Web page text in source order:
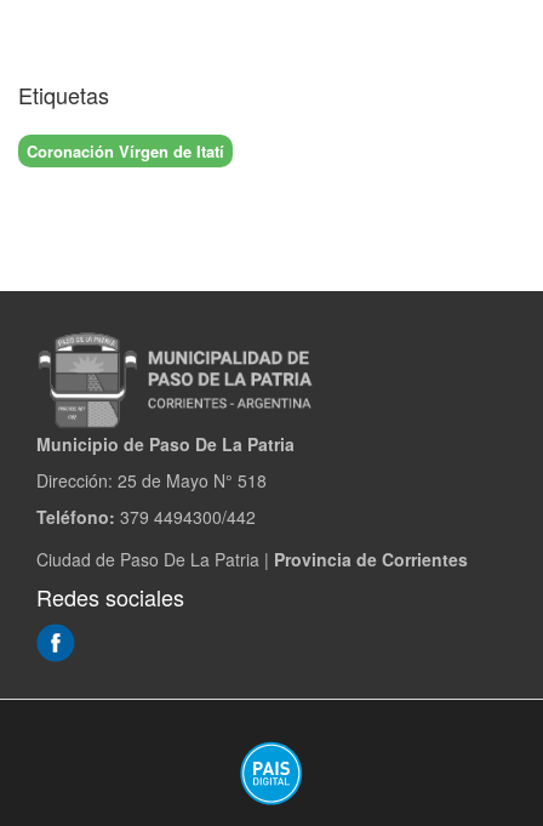
Etiquetas
Coronación Vírgen de Itatí
Municipio de Paso De La Patria
Dirección: 25 de Mayo N° 518
Teléfono: 379 4494300/442
Ciudad de Paso De La Patria | Provincia de Corrientes
Redes sociales